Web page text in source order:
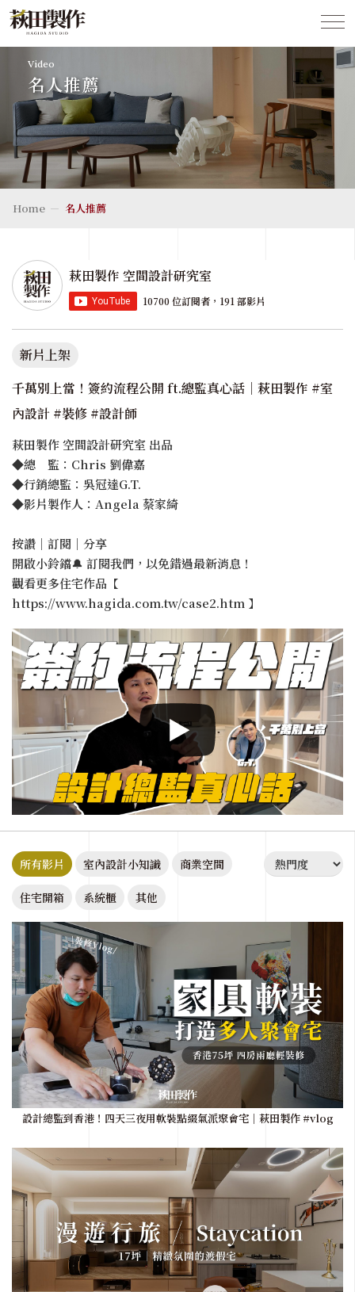
Video
名人推薦
Home 名人推薦
萩田製作 空間設計研究室
10700 位訂閱者，191 部影片
新片上架
千萬別上當！簽約流程公開 ft.總監真心話｜萩田製作 #室
內設計 #裝修 #設計師
萩田製作 空間設計研究室 出品
◆總 監：Chris 劉偉嘉
◆行銷總監：吳冠達G.T.
◆影片製作人：Angela 蔡家綺
按讚｜訂閱｜分享
開啟小鈴鐺🔔 訂閱我們，以免錯過最新消息！
觀看更多住宅作品【
https://www.hagida.com.tw/case2.htm 】
所有影片 室內設計小知識 商業空間
住宅開箱 系統櫃 其他
設計總監到香港！四天三夜用軟裝點綴氣派聚會宅｜萩田製作 #vlog